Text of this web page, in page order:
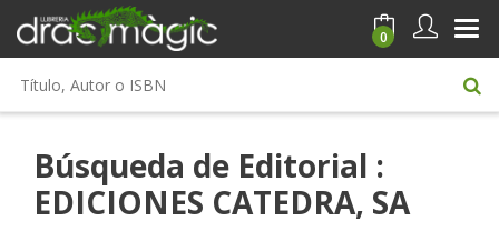
0
Búsqueda de Editorial :
EDICIONES CATEDRA, SA